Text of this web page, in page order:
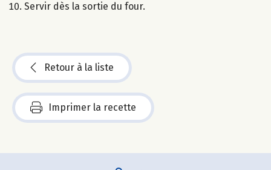
Servir dès la sortie du four.
Retour à la liste
Imprimer la recette